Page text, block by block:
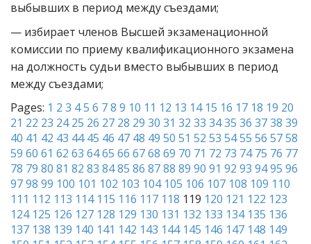
выбывших в период между съездами;
— избирает членов Высшей экзаменационной
комиссии по приему квалификационного экзамена
на должность судьи вместо выбывших в период
между съездами;
Pages: 1 2 3 45 6 78 9 10 11 12 13 14 15 16 17 18 19 20
21 22 23 24 25 26 27 28 29 30 31 32 33 3435 36 3738 39
40 41 42 43 44 45 46 47 48 49 50 51 52 53 5455 56 5758
59 60 61 62 63 6465 66 6768 69 70 71 72 73 74 75 76 77
78 79 80 81 82 83 8485 86 8788 89 90 91 92 93 9495 96
9798 99 100 101 102 103 104 105 106 107 108 109 110
111 112 113 114 115 116 117 118 119 120 121 122 123
124 125 126 127 128 129 130 131 132 133 134 135 136
137 138 139 140 141 142 143 144 145 146 147 148 149